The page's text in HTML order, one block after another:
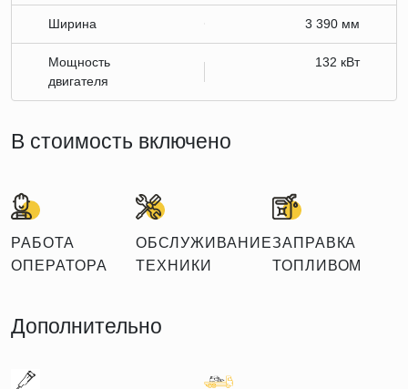
Ширина 3 390 мм
Мощность
двигателя
132 кВт
В стоимость включено
РАБОТА
ОПЕРАТОРА
ОБСЛУЖИВАНИЕ
ТЕХНИКИ
ЗАПРАВКА
ТОПЛИВОМ
Дополнительно